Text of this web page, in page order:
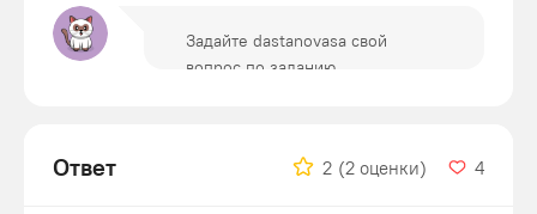
Ответ 2 (2 оценки) 4